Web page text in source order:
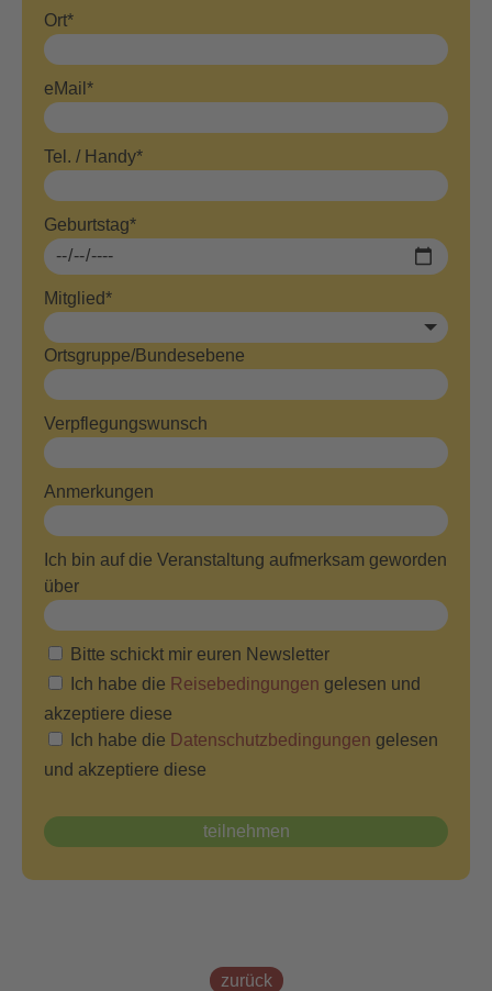
Ort*
eMail*
Tel. / Handy*
Geburtstag*
Mitglied*
Ortsgruppe/Bundesebene
Verpflegungswunsch
Anmerkungen
Ich bin auf die Veranstaltung aufmerksam geworden
über
Bitte schickt mir euren Newsletter
Ich habe die Reisebedingungen gelesen und
akzeptiere diese
Ich habe die Datenschutzbedingungen gelesen
und akzeptiere diese
zurück